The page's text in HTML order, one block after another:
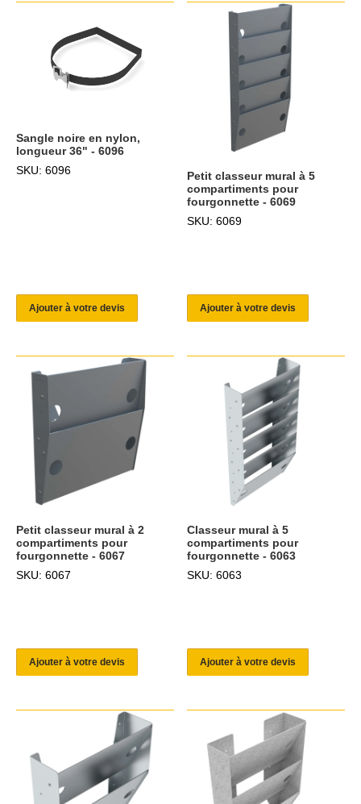
Sangle noire en nylon,
longueur 36" - 6096
SKU: 6096
Ajouter à votre devis
Petit classeur mural à 5
compartiments pour
fourgonnette - 6069
SKU: 6069
Ajouter à votre devis
Petit classeur mural à 2
compartiments pour
fourgonnette - 6067
SKU: 6067
Ajouter à votre devis
Classeur mural à 5
compartiments pour
fourgonnette - 6063
SKU: 6063
Ajouter à votre devis